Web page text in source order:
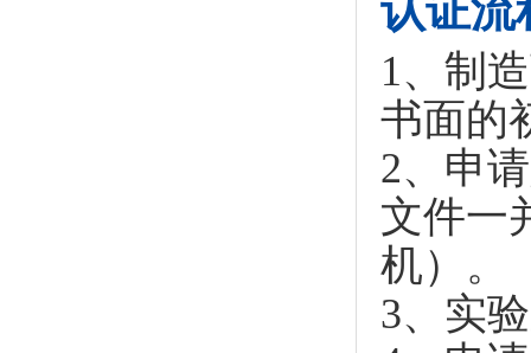
认证流
1、制
书面的
2、申
文件一
机）。
3、实